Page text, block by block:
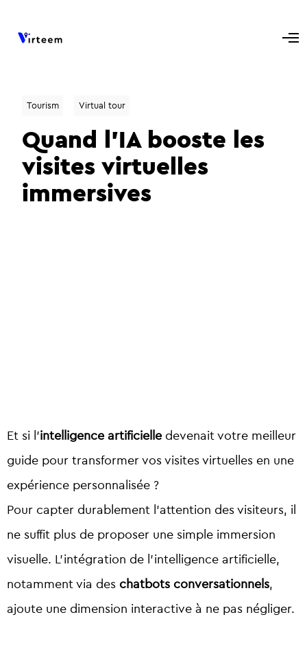
Tourism Virtual tour
Quand l’IA booste les
visites virtuelles
immersives
Et si l’intelligence artificielle devenait votre meilleur
guide pour transformer vos visites virtuelles en une
expérience personnalisée ?
Pour capter durablement l’attention des visiteurs, il
ne suffit plus de proposer une simple immersion
visuelle. L’intégration de l’intelligence artificielle,
notamment via des chatbots conversationnels,
ajoute une dimension interactive à ne pas négliger.